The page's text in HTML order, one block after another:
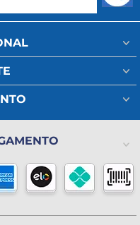
Devoluções
1111
8h às 18h
/ SP